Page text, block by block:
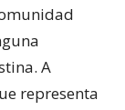
A
representa